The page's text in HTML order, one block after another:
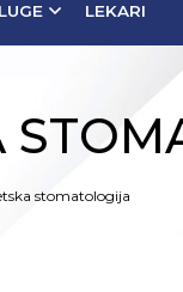
LEKARI
stomatologija